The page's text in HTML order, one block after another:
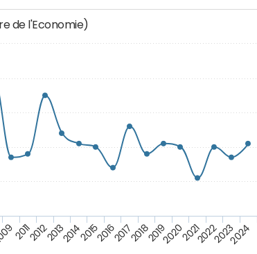
de l'Economie)
20112012201320142015201620172018201920202021202220232024